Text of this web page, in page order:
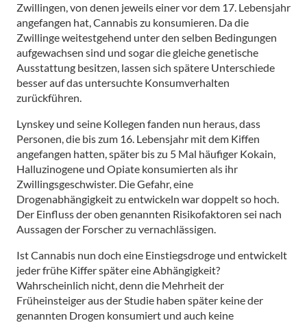
Zwillingen, von denen jeweils einer vor dem 17. Lebensjahr
angefangen hat, Cannabis zu konsumieren. Da die
Zwillinge weitestgehend unter den selben Bedingungen
aufgewachsen sind und sogar die gleiche genetische
Ausstattung besitzen, lassen sich spätere Unterschiede
besser auf das untersuchte Konsumverhalten
zurückführen.
Lynskey und seine Kollegen fanden nun heraus, dass
Personen, die bis zum 16. Lebensjahr mit dem Kiffen
angefangen hatten, später bis zu 5 Mal häufiger Kokain,
Halluzinogene und Opiate konsumierten als ihr
Zwillingsgeschwister. Die Gefahr, eine
Drogenabhängigkeit zu entwickeln war doppelt so hoch.
Der Einfluss der oben genannten Risikofaktoren sei nach
Aussagen der Forscher zu vernachlässigen.
Ist Cannabis nun doch eine Einstiegsdroge und entwickelt
jeder frühe Kiffer später eine Abhängigkeit?
Wahrscheinlich nicht, denn die Mehrheit der
Früheinsteiger aus der Studie haben später keine der
genannten Drogen konsumiert und auch keine